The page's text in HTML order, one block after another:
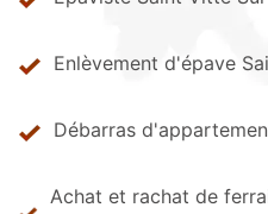
Enlèvement d'épave
Débarras
Achat et rachat de